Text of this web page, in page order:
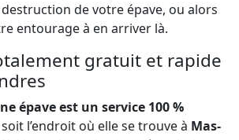
destruction de votre épave, ou alors
entourage à en arriver là.
gratuit et rapide
épave est un service 100 %
l’endroit où elle se trouve à Mas-